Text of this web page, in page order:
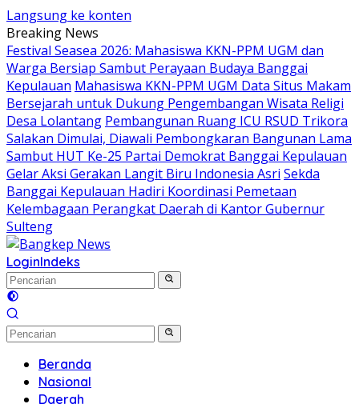
Langsung ke konten
Breaking News
Festival Seasea 2026: Mahasiswa KKN-PPM UGM dan
Warga Bersiap Sambut Perayaan Budaya Banggai
Kepulauan Mahasiswa KKN-PPM UGM Data Situs Makam
Bersejarah untuk Dukung Pengembangan Wisata Religi
Desa Lolantang Pembangunan Ruang ICU RSUD Trikora
Salakan Dimulai, Diawali Pembongkaran Bangunan Lama
Sambut HUT Ke-25 Partai Demokrat Banggai Kepulauan
Gelar Aksi Gerakan Langit Biru Indonesia Asri Sekda
Banggai Kepulauan Hadiri Koordinasi Pemetaan
Kelembagaan Perangkat Daerah di Kantor Gubernur
Sulteng
LoginIndeks
Beranda
Nasional
Daerah